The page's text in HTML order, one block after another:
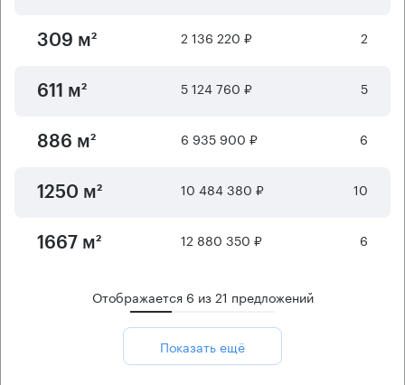
309 м² 2 136 220 ₽ 2
611 м² 5 124 760 ₽ 5
886 м² 6 935 900 ₽ 6
1250 м² 10 484 380 ₽ 10
1667 м² 12 880 350 ₽ 6
Отображается 6 из21 предложений
Показать ещё